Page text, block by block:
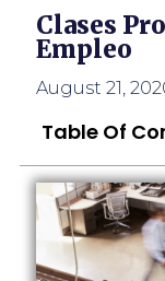
Clases
Empleo
August 21,
Table Of